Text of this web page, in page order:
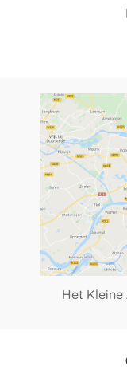
Het Kleine